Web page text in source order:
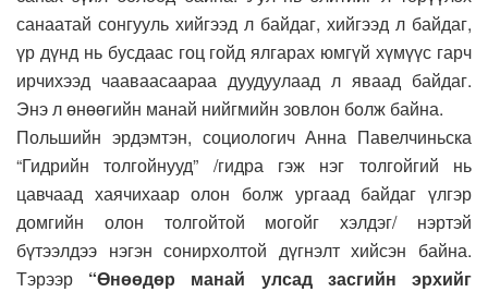
санаатай сонгууль хийгээд л байдаг, хийгээд л байдаг,
үр дүнд нь бусдаас гоц гойд ялгарах юмгүй хүмүүс гарч
ирчихээд чааваасаараа дуудуулаад л яваад байдаг.
Энэ л өнөөгийн манай нийгмийн зовлон болж байна.
Польшийн эрдэмтэн, социологич Анна Павелчиньска
“Гидрийн толгойнууд” /гидра гэж нэг толгойгий нь
цавчаад хаячихаар олон болж ургаад байдаг үлгэр
домгийн олон толгойтой могойг хэлдэг/ нэртэй
бүтээлдээ нэгэн сонирхолтой дүгнэлт хийсэн байна.
Тэрээр “Өнөөдөр манай улсад засгийн эрхийг